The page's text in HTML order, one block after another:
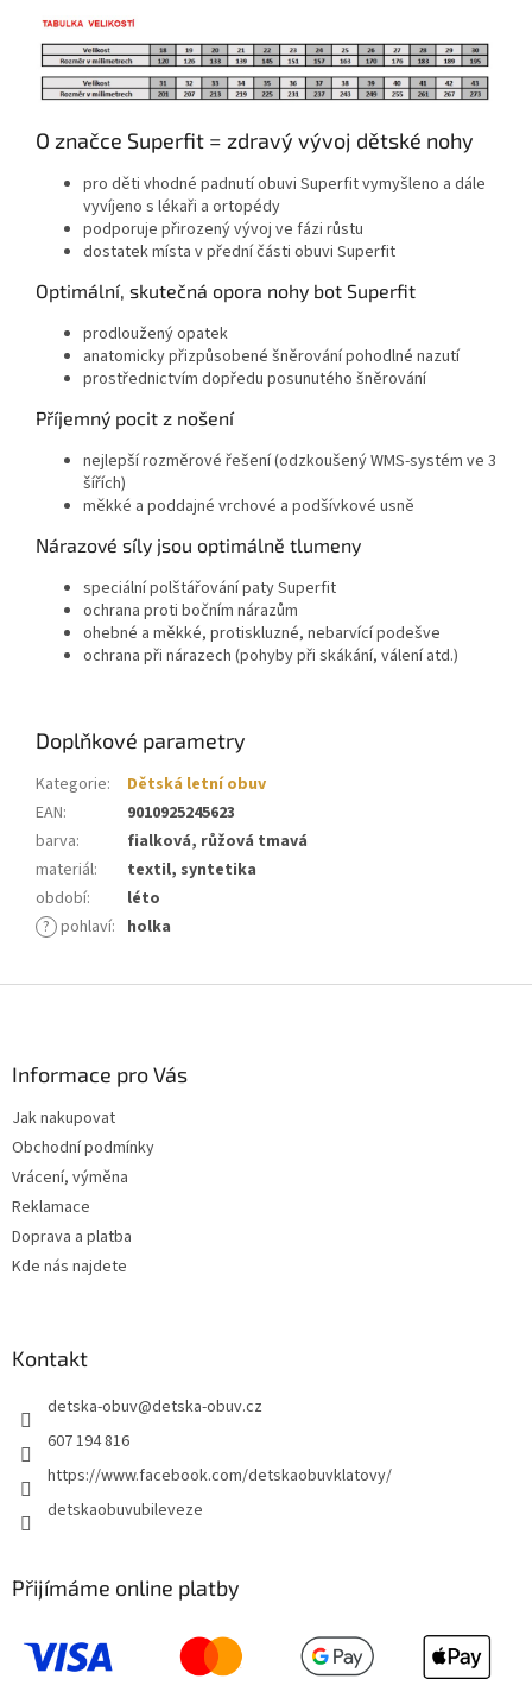
O značce Superfit = zdravý vývoj dětské nohy
pro děti vhodné padnutí obuvi Superfit vymyšleno a dále
vyvíjeno s lékaři a ortopédy
podporuje přirozený vývoj ve fázi růstu
dostatek místa v přední části obuvi Superfit
Optimální, skutečná opora nohy bot Superfit
prodloužený opatek
anatomicky přizpůsobené šněrování pohodlné nazutí
prostřednictvím dopředu posunutého šněrování
Příjemný pocit z nošení
nejlepší rozměrové řešení (odzkoušený WMS-systém ve 3
šířích)
měkké a poddajné vrchové a podšívkové usně
Nárazové síly jsou optimálně tlumeny
speciální polštářování paty Superfit
ochrana proti bočním nárazům
ohebné a měkké, protiskluzné, nebarvící podešve
ochrana při nárazech (pohyby při skákání, válení atd.)
Doplňkové parametry
Kategorie:
Dětská letní obuv
EAN:
9010925245623
barva:
fialková, růžová tmavá
materiál:
textil, syntetika
období:
léto
? pohlaví: holka
Informace pro Vás
Jak nakupovat
Obchodní podmínky
Vrácení, výměna
Reklamace
Doprava a platba
Kde nás najdete
Kontakt
detska-obuv@detska-obuv.cz
607 194 816
https://www.facebook.com/detskaobuvklatovy/
detskaobuvubileveze
Přijímáme online platby